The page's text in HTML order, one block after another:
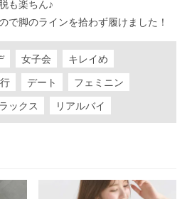
も楽ちん♪
で脚のラインを拾わず履けました！
女子会
キレイめ
デート
フェミニン
ックス リアルバイ